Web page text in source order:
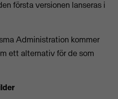
första versionen lanseras i
Administration kommer
ett alternativ för de som